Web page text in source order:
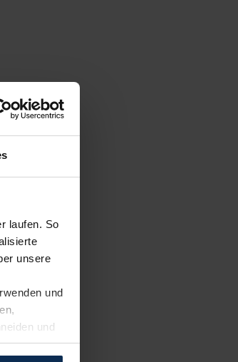
laufen. So
unsere
und
und